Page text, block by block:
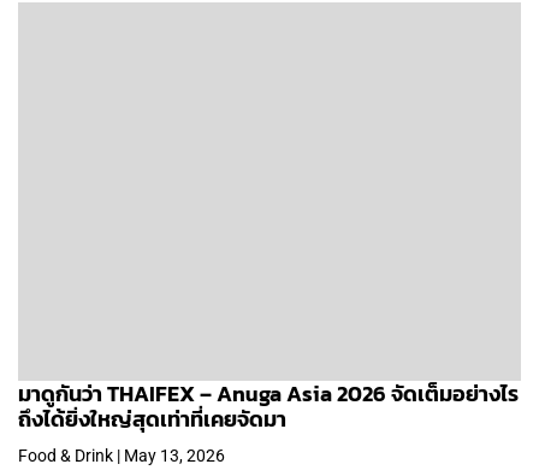
มาดูกันว่า THAIFEX – Anuga Asia 2026 จัดเต็มอย่างไร
ถึงได้ยิ่งใหญ่สุดเท่าที่เคยจัดมา
Food & Drink | May 13, 2026